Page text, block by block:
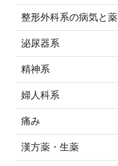
整形外科系の病気と薬
泌尿器系
精神系
婦人科系
痛み
漢方薬・生薬